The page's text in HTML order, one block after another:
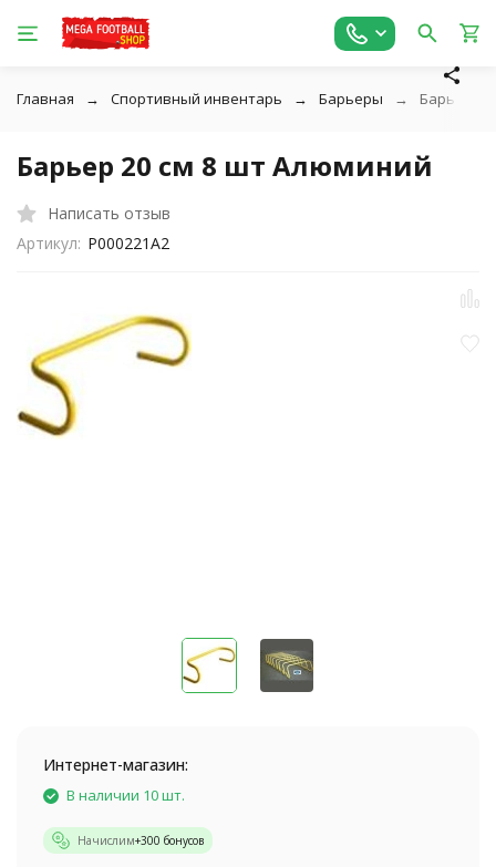
Главная Спортивный инвентарь Барьеры Барьер
Барьер 20 см 8 шт Алюминий
Написать отзыв
Артикул: P000221A2
Интернет-магазин:
В наличии 10 шт.
Начислим+300 бонусов